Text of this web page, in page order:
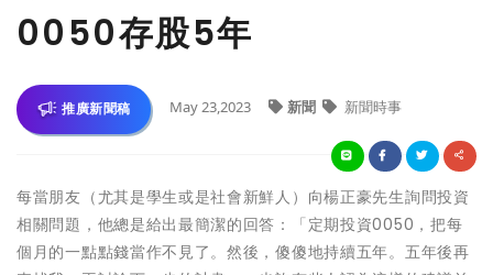
0050存股5年
推廣新聞稿 May 23,2023 新聞 新聞時事
每當朋友（尤其是學生或是社會新鮮人）向楊正豪先生詢問投資
相關問題，他總是給出最簡潔的回答：「定期投資0050，把每
個月的一點點錢當作不見了。然後，傻傻地持續五年。五年後再